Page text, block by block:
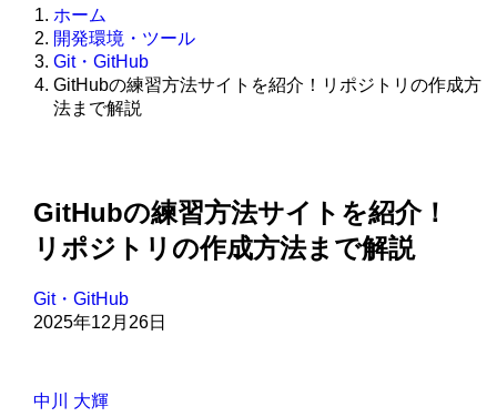
ホーム
開発環境・ツール
Git・GitHub
GitHubの練習方法サイトを紹介！リポジトリの作成方
法まで解説
GitHubの練習方法サイトを紹介！
リポジトリの作成方法まで解説
Git・GitHub
2025年12月26日
中川 大輝